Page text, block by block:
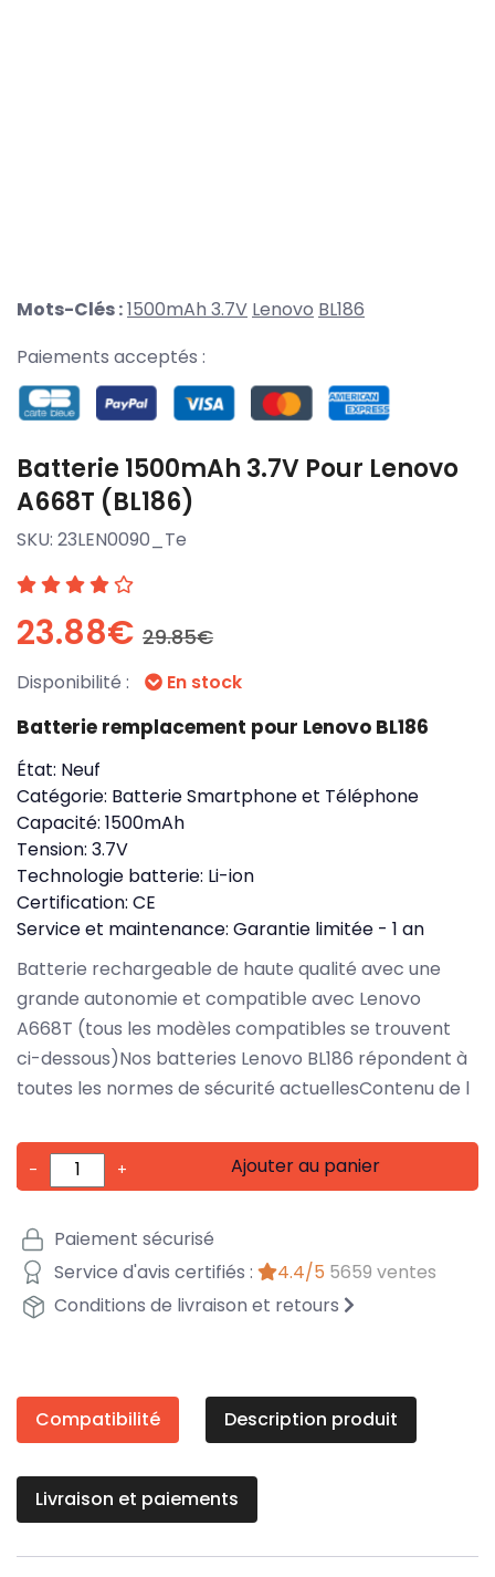
Mots-Clés :1500mAh 3.7V Lenovo BL186
Paiements acceptés :
Batterie 1500mAh 3.7V Pour Lenovo
A668T (BL186)
SKU: 23LEN0090_Te
23.88€ 29.85€
Disponibilité : En stock
Batterie remplacement pour Lenovo BL186
État: Neuf
Catégorie: Batterie Smartphone et Téléphone
Capacité: 1500mAh
Tension: 3.7V
Technologie batterie: Li-ion
Certification: CE
Service et maintenance: Garantie limitée - 1 an
Batterie rechargeable de haute qualité avec une
grande autonomie et compatible avec Lenovo
A668T (tous les modèles compatibles se trouvent
ci-dessous)Nos batteries Lenovo BL186 répondent à
toutes les normes de sécurité actuellesContenu de l
- + Ajouter au panier
Paiement sécurisé
Service d'avis certifiés :
4.4/5 5659 ventes
Conditions de livraison et retours
Compatibilité Description produit
Livraison et paiements